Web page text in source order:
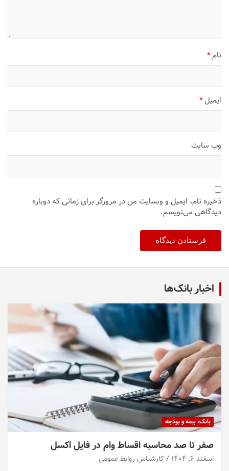
نام*
ایمیل*
وب‌ سایت
ذخیره نام، ایمیل و وبسایت من در مرورگر برای زمانی که دوباره
دیدگاهی می‌نویسم.
اخبار بانک‌ها
بانک، بیمه و بودجه
صفر تا صد محاسبه اقساط وام در فایل اکسل
اسفند ۶, ۱۴۰۴ کارشناس روابط عمومی